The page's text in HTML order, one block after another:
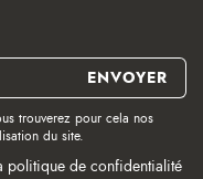
trouverez pour cela nos
du site.
politique de confidentialité